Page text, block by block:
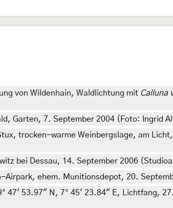
von Wildenhain, Waldlichtung mit Calluna
Garten, 7. September 2004 (Foto: Ingrid
trocken-warme Weinbergslage, am
bei Dessau, 14. September 2006
Airpark, ehem. Munitionsdepot, 20.
47' 53.97" N, 7° 45' 23.84" E, Lichtfang,